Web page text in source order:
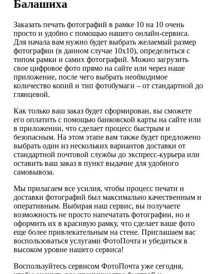
Балашиха
Заказать печать фотографий в рамке 10 на 10 очень
просто и удобно с помощью нашего онлайн-сервиса.
Для начала вам нужно будет выбрать желаемый размер
фотографии (в данном случае 10х10), определиться с
типом рамки и самих фотографий. Можно загрузить
свое цифровое фото прямо на сайте или через наше
приложение, после чего выбрать необходимое
количество копий и тип фотобумаги – от стандартной до
глянцевой.
Как только ваш заказ будет сформирован, вы сможете
его оплатить с помощью банковской карты на сайте или
в приложении, что сделает процесс быстрым и
безопасным. На этом этапе вам также будет предложено
выбрать один из нескольких вариантов доставки от
стандартной почтовой службы до экспресс-курьера или
оставить ваш заказ в пункт выдачие для удобного
самовывоза.
Мы прилагаем все усилия, чтобы процесс печати и
доставки фотографий был максимально качественным и
оперативным. Выбирая наш сервис, вы получаете
возможность не просто напечатать фотографии, но и
оформить их в красивую рамку, что сделает ваше фото
еще более привлекательным на стене. Приглашаем вас
воспользоваться услугами ФотоПочта и убедиться в
высоком уровне нашего сервиса!
Воспользуйтесь сервисом ФотоПочта уже сегодня,